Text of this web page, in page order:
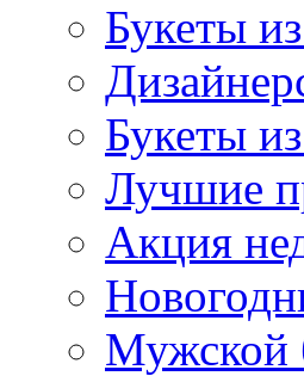
Букеты
Букеты
Лучшие
Акция
Мужской